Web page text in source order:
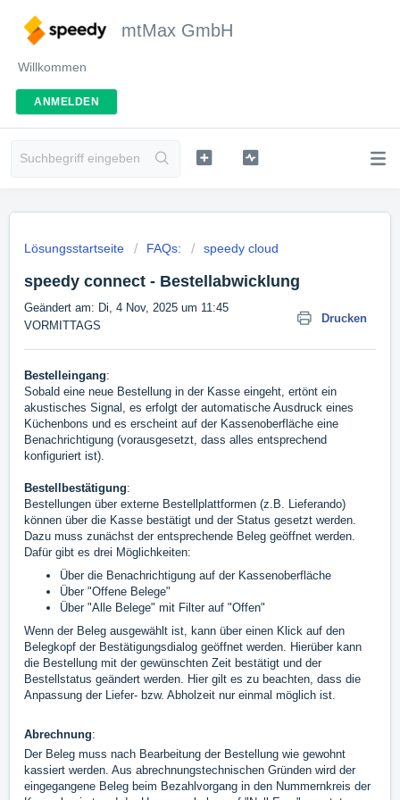
mtMax GmbH
Willkommen
ANMELDEN
Lösungsstartseite FAQs: speedy cloud
speedy connect - Bestellabwicklung
Drucken
Geändert am: Di, 4 Nov, 2025 um 11:45
VORMITTAGS
Bestelleingang:
Sobald eine neue Bestellung in der Kasse eingeht, ertönt ein
akustisches Signal, es erfolgt der automatische Ausdruck eines
Küchenbons und es erscheint auf der Kassenoberfläche eine
Benachrichtigung (vorausgesetzt, dass alles entsprechend
konfiguriert ist).
Bestellbestätigung:
Bestellungen über externe Bestellplattformen (z.B. Lieferando)
können über die Kasse bestätigt und der Status gesetzt werden.
Dazu muss zunächst der entsprechende Beleg geöffnet werden.
Dafür gibt es drei Möglichkeiten:
Über die Benachrichtigung auf der Kassenoberfläche
Über "Offene Belege"
Über "Alle Belege" mit Filter auf "Offen"
Wenn der Beleg ausgewählt ist, kann über einen Klick auf den
Belegkopf der Bestätigungsdialog geöffnet werden. Hierüber kann
die Bestellung mit der gewünschten Zeit bestätigt und der
Bestellstatus geändert werden. Hier gilt es zu beachten, dass die
Anpassung der Liefer- bzw. Abholzeit nur einmal möglich ist.
Abrechnung:
Der Beleg muss nach Bearbeitung der Bestellung wie gewohnt
kassiert werden. Aus abrechnungstechnischen Gründen wird der
eingegangene Beleg beim Bezahlvorgang in den Nummernkreis der